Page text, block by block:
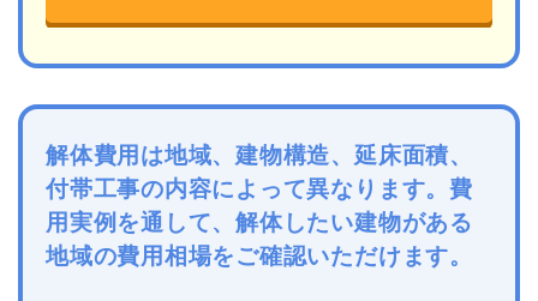
解体費用は地域、建物構造、延床面積、
付帯工事の内容によって異なります。費
用実例を通して、解体したい建物がある
地域の費用相場をご確認いただけます。